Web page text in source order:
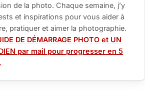
de la photo. Chaque semaine, j’y
et inspirations pour vous aider à
pratiquer et aimer la photographie.
DE DÉMARRAGE PHOTO et UN
par mail pour progresser en 5